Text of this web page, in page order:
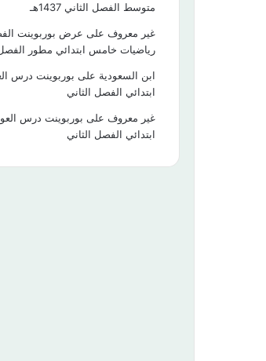
متوسط الفصل الثاني 1437هـ
غير معروف على عرض بوربوينت
رياضيات خامس ابتدائي مطور الفصل
ابن السعودية على بوربوينت درس
ابتدائي الفصل الثاني
غير معروف على بوربوينت درس
ابتدائي الفصل الثاني